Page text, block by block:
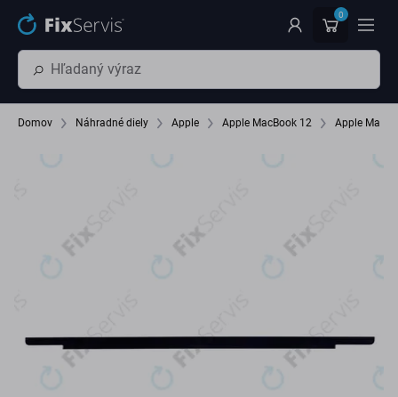
Preskočiť na hlavný obsah 0
Domov Náhradné diely Apple Apple MacBook 12 Apple